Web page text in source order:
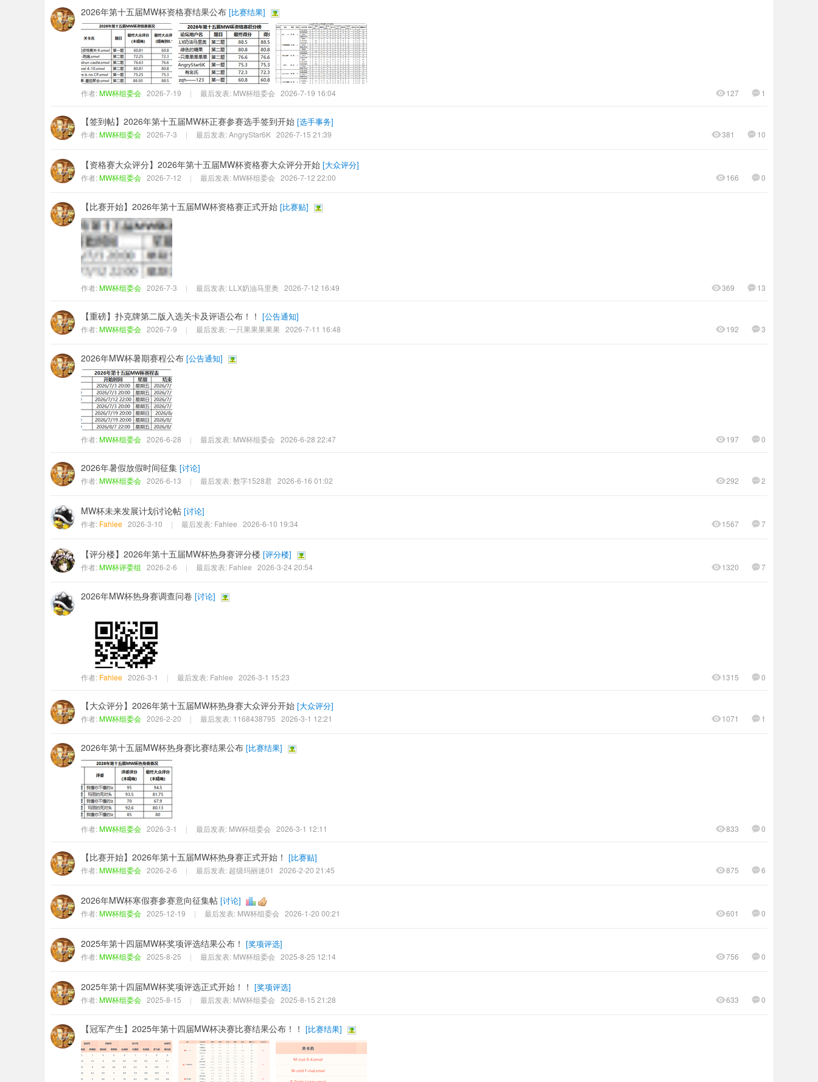
2026年第十五届MW杯资格赛结果公布 [比赛结果]
作者:MW杯组委会 2026-7-19 | 最后发表: MW杯组委会 2026-7-19 16:04 1
127
【签到帖】2026年第十五届MW杯正赛参赛选手签到开始 [选手事务]
作者:MW杯组委会 2026-7-3 | 最后发表:AngryStar6K 2026-7-15 21:39 10
381
【资格赛大众评分】2026年第十五届MW杯资格赛大众评分开始 [大众评分]
作者:MW杯组委会 2026-7-12 | 最后发表: MW杯组委会 2026-7-12 22:00 0
166
【比赛开始】2026年第十五届MW杯资格赛正式开始 [比赛贴]
作者:MW杯组委会 2026-7-3 | 最后发表: LLX奶油马里奥 2026-7-12 16:49 13
369
【重磅】扑克牌第二版入选关卡及评语公布！！ [公告通知]
作者:MW杯组委会 2026-7-9 | 最后发表:一只果果果果果 2026-7-11 16:48 3
192
2026年MW杯暑期赛程公布 [公告通知]
作者:MW杯组委会 2026-6-28 | 最后发表: MW杯组委会 2026-6-28 22:47 0
197
2026年暑假放假时间征集 [讨论]
作者:MW杯组委会 2026-6-13 | 最后发表:数字1528君 2026-6-16 01:02 2
292
MW杯未来发展计划讨论帖 [讨论]
作者: Fahlee 2026-3-10 | 最后发表: Fahlee 2026-6-10 19:34 7
1567
【评分楼】2026年第十五届MW杯热身赛评分楼 [评分楼]
作者:MW杯评委组 2026-2-6 | 最后发表: Fahlee 2026-3-24 20:54 7
1320
2026年MW杯热身赛调查问卷 [讨论]
作者: Fahlee 2026-3-1 | 最后发表: Fahlee 2026-3-1 15:23 0
1315
【大众评分】2026年第十五届MW杯热身赛大众评分开始 [大众评分]
作者:MW杯组委会 2026-2-20 | 最后发表: 1168438795 2026-3-1 12:21 1
1071
2026年第十五届MW杯热身赛比赛结果公布 [比赛结果]
作者:MW杯组委会 2026-3-1 | 最后发表: MW杯组委会 2026-3-1 12:11 0
833
【比赛开始】2026年第十五届MW杯热身赛正式开始！ [比赛贴]
作者:MW杯组委会 2026-2-6 | 最后发表: 超级玛丽迷01 2026-2-20 21:45 6
875
2026年MW杯寒假赛参赛意向征集帖 [讨论]
作者:MW杯组委会 2025-12-19 | 最后发表: MW杯组委会 2026-1-20 00:21 0
601
2025年第十四届MW杯奖项评选结果公布！ [奖项评选]
作者:MW杯组委会 2025-8-25 | 最后发表: MW杯组委会 2025-8-25 12:14 0
756
2025年第十四届MW杯奖项评选正式开始！！ [奖项评选]
作者:MW杯组委会 2025-8-15 | 最后发表: MW杯组委会 2025-8-15 21:28 0
633
【冠军产生】2025年第十四届MW杯决赛比赛结果公布！！ [比赛结果]